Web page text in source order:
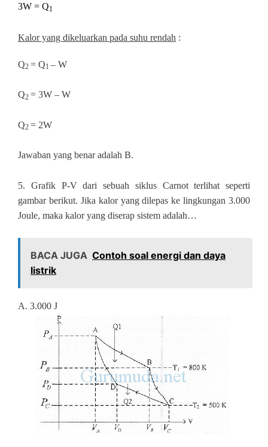
3W = Q1
Kalor yang dikeluarkan pada suhu rendah :
Q2 = Q1 – W
Q2 = 3W – W
Q2 = 2W
Jawaban yang benar adalah B.
5. Grafik P-V dari sebuah siklus Carnot terlihat seperti
gambar berikut. Jika kalor yang dilepas ke lingkungan 3.000
Joule, maka kalor yang diserap sistem adalah…
BACA JUGA Contoh soal energi dan daya
listrik
A. 3.000 J